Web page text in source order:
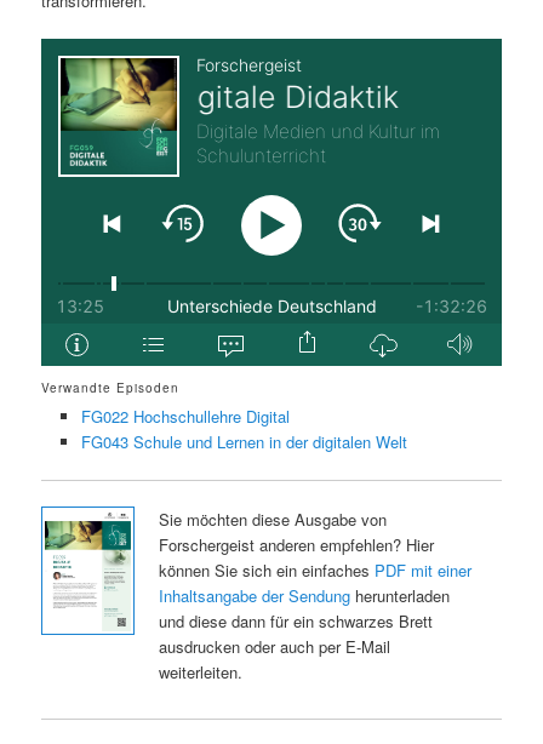
g
e
n
i
n
g
e
Verwandte Episoden
FG022 Hochschullehre Digital
FG043 Schule und Lernen in der digitalen Welt
Sie möchten diese Ausgabe von
Forschergeist anderen empfehlen? Hier
können Sie sich ein einfaches PDF mit einer
Inhaltsangabe der Sendungherunterladen
und diese dann für ein schwarzes Brett
ausdrucken oder auch per E-Mail
weiterleiten.